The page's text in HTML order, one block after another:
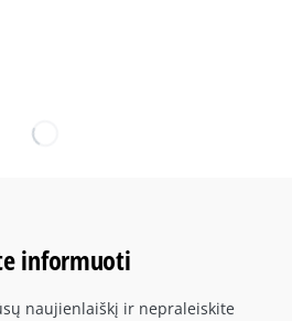
informuoti
naujienlaiškį ir nepraleiskite